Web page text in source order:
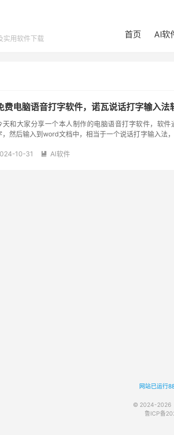
实用软件下载
首页 AI软
费电脑语音打字软件，诺瓦说话打字输入法
天和大家分享一个本人制作的电脑语音打字软件，软
，然后输入到word文档中，相当于一个说话打字输入法
10-31  AI软件
网站已运行
© 2024-2026
鲁ICP备